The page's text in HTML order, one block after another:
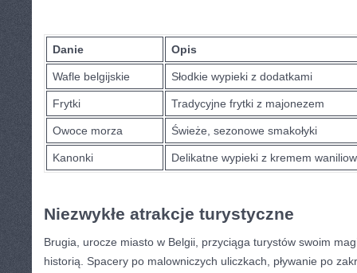
Danie Opis
Wafle belgijskie Słodkie wypieki z dodatkami
Frytki Tradycyjne frytki z majonezem
Owoce morza Świeże, sezonowe smakołyki
Kanonki Delikatne wypieki z‌ kremem
Niezwykłe‍ atrakcje turystyczne
Brugia, ⁢urocze⁤ miasto w Belgii, przyciąga turystów swoim
historią. Spacery po malowniczych uliczkach, pływanie po